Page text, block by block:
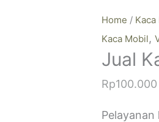
Home /
Kaca Mobil,
Jual
Rp100.000